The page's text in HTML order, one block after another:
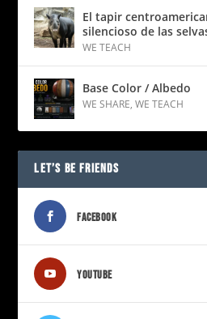
El tapir
silencioso de las
WE TEACH
Base Color / Albedo
WE SHARE,WE TEACH
LET’S BE FRIENDS
FACEBOOK
YOUTUBE